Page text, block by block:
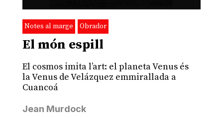
Notes al marge Obrador
El món espill
El cosmos imita l’art: el planeta Venus és
la Venus de Velázquez emmirallada a
Cuancoá
Jean Murdock